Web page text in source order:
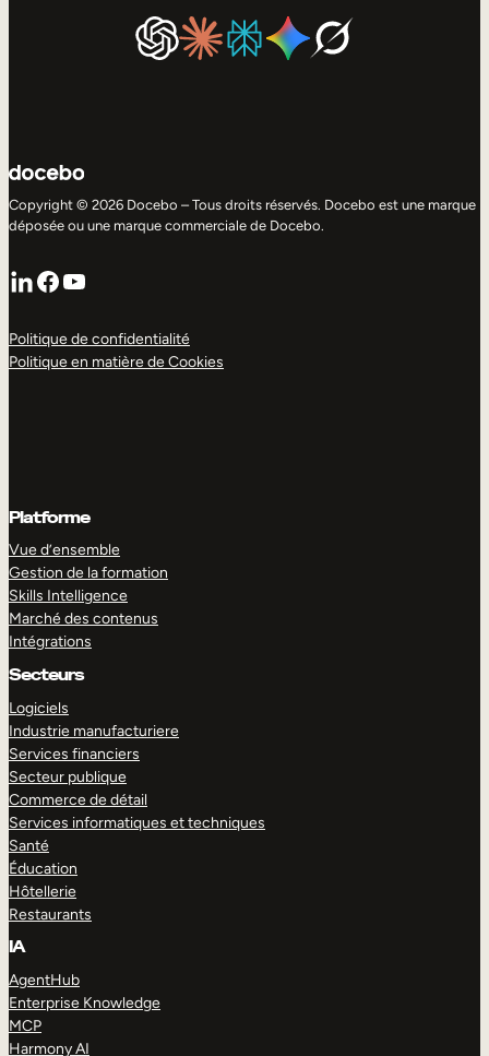
Copyright © 2026 Docebo – Tous droits réservés. Docebo est une marque
déposée ou une marque commerciale de Docebo.
LinkedIn
Facebook
YouTube
Politique de confidentialité
Politique en matière de Cookies
Platforme
Vue d’ensemble
Gestion de la formation
Skills Intelligence
Marché des contenus
Intégrations
Secteurs
Logiciels
Industrie manufacturiere
Services financiers
Secteur publique
Commerce de détail
Services informatiques et techniques
Santé
Éducation
Hôtellerie
Restaurants
IA
AgentHub
Enterprise Knowledge
MCP
Harmony AI